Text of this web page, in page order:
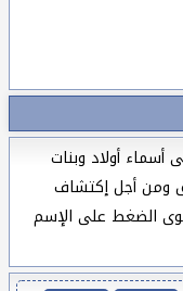
أولاد وبنات
ومن أجل إكتشاف
الضغط على الإسم